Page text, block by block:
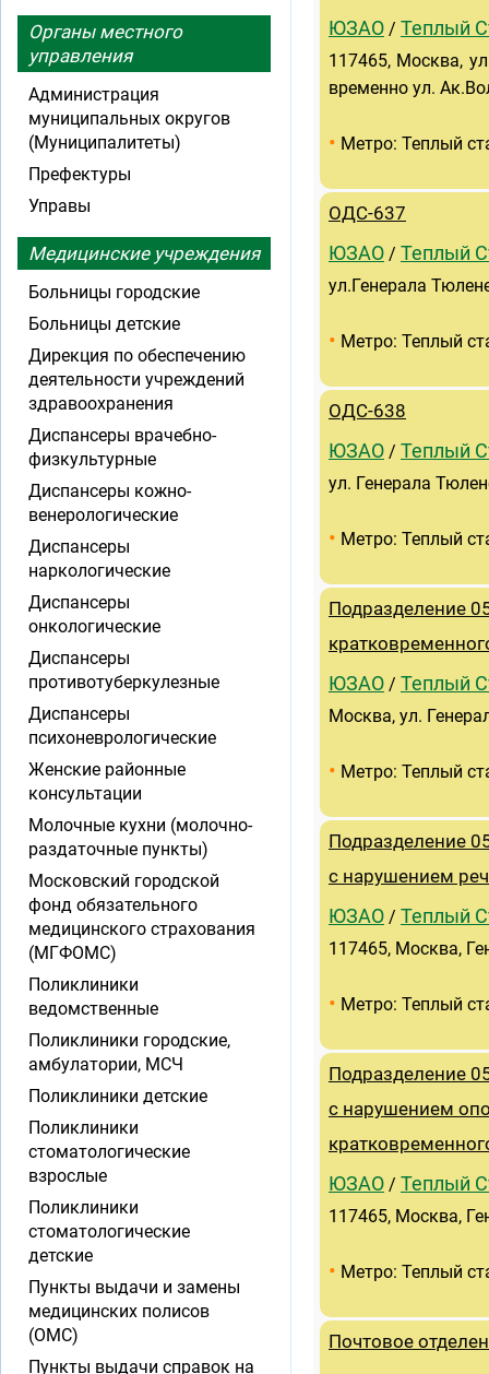
ЮЗАО / Теплый
117465, Москва,
временно ул.
• Метро: Теплый
ОДС-637
ЮЗАО / Теплый
ул.Генерала
• Метро: Теплый
ОДС-638
ЮЗАО / Теплый
ул. Генерала
• Метро: Теплый
Подразделение
ЮЗАО / Теплый
Москва, ул.
• Метро: Теплый
Подразделение
с нарушением
ЮЗАО / Теплый
117465, Москва,
• Метро: Теплый
Подразделение
с нарушением
ЮЗАО / Теплый
117465, Москва,
• Метро: Теплый
Почтовое
Органы местного
управления
Администрация
муниципальных округов
(Муниципалитеты)
Префектуры
Управы
Медицинские учреждения
Больницы городские
Больницы детские
Дирекция по обеспечению
деятельности учреждений
здравоохранения
Диспансеры врачебно-
физкультурные
Диспансеры кожно-
венерологические
Диспансеры
наркологические
Диспансеры
онкологические
Диспансеры
противотуберкулезные
Диспансеры
психоневрологические
Женские районные
консультации
Молочные кухни (молочно-
раздаточные пункты)
Московский городской
фонд обязательного
медицинского страхования
(МГФОМС)
Поликлиники
ведомственные
Поликлиники городские,
амбулатории, МСЧ
Поликлиники детские
Поликлиники
стоматологические
взрослые
Поликлиники
стоматологические
детские
Пункты выдачи и замены
медицинских полисов
(ОМС)
Пункты выдачи справок на